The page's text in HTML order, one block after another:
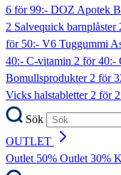
6 för 99:- DOZ Apotek
2 Salvequick barnplåster
för 50:- V6 Tuggummi
40:- C-vitamin 2 för 40:-
Bomullsprodukter2 för
Vicks halstabletter2 för
Sök
OUTLET
Outlet 50% Outlet 30%